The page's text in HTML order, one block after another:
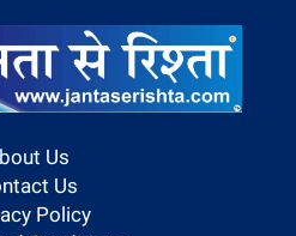
Us
Us
Policy